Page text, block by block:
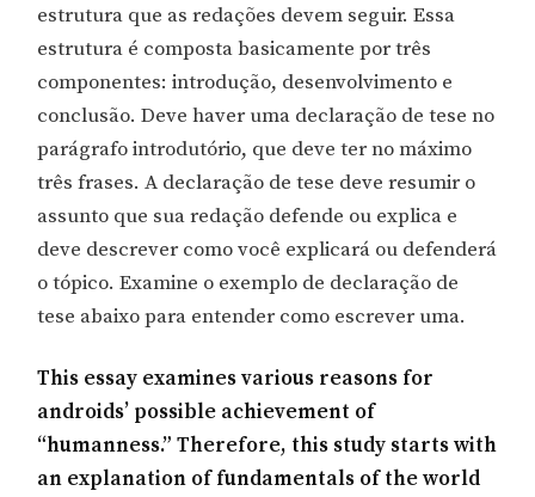
estrutura que as redações devem seguir. Essa
estrutura é composta basicamente por três
componentes: introdução, desenvolvimento e
conclusão. Deve haver uma declaração de tese no
parágrafo introdutório, que deve ter no máximo
três frases. A declaração de tese deve resumir o
assunto que sua redação defende ou explica e
deve descrever como você explicará ou defenderá
o tópico. Examine o exemplo de declaração de
tese abaixo para entender como escrever uma.
This essay examines various reasons for
androids’ possible achievement of
“humanness.” Therefore, this study starts with
an explanation of fundamentals of the world